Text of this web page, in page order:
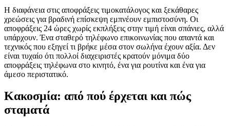
Η διαφάνεια στις αποφράξεις τιμοκατάλογος και ξεκάθαρες
χρεώσεις για βραδινή επίσκεψη εμπνέουν εμπιστοσύνη. Οι
αποφράξεις 24 ώρες χωρίς εκπλήξεις στην τιμή είναι σπάνιες, αλλά
υπάρχουν. Ένα σταθερό τηλέφωνο επικοινωνίας που απαντά και
τεχνικός που εξηγεί τι βρήκε μέσα στον σωλήνα έχουν αξία. Δεν
είναι τυχαίο ότι πολλοί διαχειριστές κρατούν μόνιμα δύο
αποφράξεις τηλέφωνα στο κινητό, ένα για ρουτίνα και ένα για
άμεσο περιστατικό.
Κακοσμία: από πού έρχεται και πώς
σταματά